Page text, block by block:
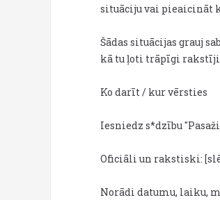
situāciju vai pieaicināt
Šādas situācijas grauj
kā tu ļoti trāpīgi
Ko darīt / kur vērsties
Iesniedz s*dzību
Oficiāli un rakstiski:
Norādi datumu, laiku,